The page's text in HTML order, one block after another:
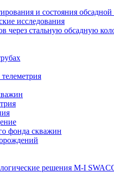
и состояния
исследования
через стальную обсадную
фонда скважин
решения M-I